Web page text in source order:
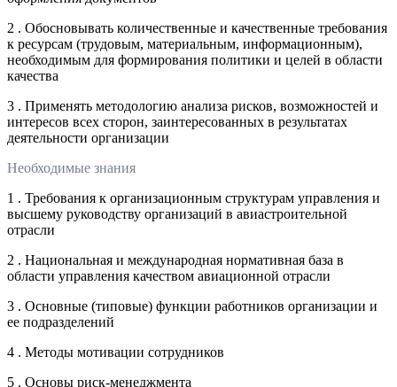
2 . Обосновывать количественные и качественные требования
к ресурсам (трудовым, материальным, информационным),
необходимым для формирования политики и целей в области
качества
3 . Применять методологию анализа рисков, возможностей и
интересов всех сторон, заинтересованных в результатах
деятельности организации
Необходимые знания
1 . Требования к организационным структурам управления и
высшему руководству организаций в авиастроительной
отрасли
2 . Национальная и международная нормативная база в
области управления качеством авиационной отрасли
3 . Основные (типовые) функции работников организации и
ее подразделений
4 . Методы мотивации сотрудников
5 . Основы риск-менеджмента